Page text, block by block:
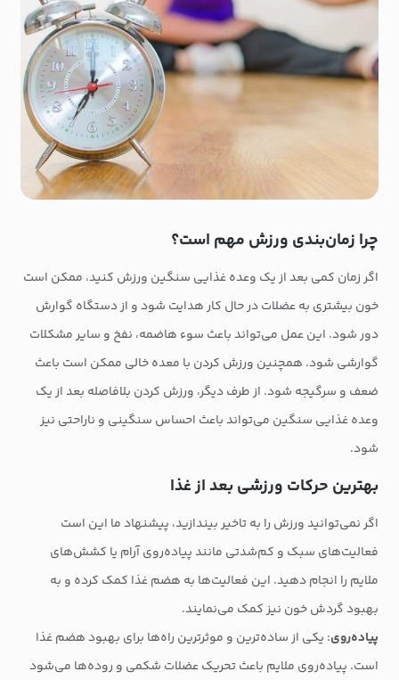
چرا زمان‌بندی ورزش مهم است؟
اگر زمان کمی بعد از یک وعده غذایی سنگین ورزش کنید، ممکن است
خون بیشتری به عضلات در حال کار هدایت شود و از دستگاه گوارش
دور شود. این عمل می‌تواند باعث سوء هاضمه، نفخ و سایر مشکلات
گوارشی شود. همچنین ورزش کردن با معده خالی ممکن است باعث
ضعف و سرگیجه شود. از طرف دیگر، ورزش کردن بلافاصله بعد از یک
وعده غذایی سنگین می‌تواند باعث احساس سنگینی و ناراحتی نیز
شود.
بهترین حرکات ورزشی بعد از غذا
اگر نمی‌توانید ورزش را به تاخیر بیندازید، پیشنهاد ما این است
فعالیت‌های سبک و کم‌شدتی مانند پیاده‌روی آرام یا کشش‌های
ملایم را انجام دهید. این فعالیت‌ها به هضم غذا کمک کرده و به
بهبود گردش خون نیز کمک می‌نمایند.
پیاده‌روی: یکی از ساده‌ترین و موثرترین راه‌ها برای بهبود هضم غذا
است. پیاده‌روی ملایم باعث تحریک عضلات شکمی و روده‌ها می‌شود